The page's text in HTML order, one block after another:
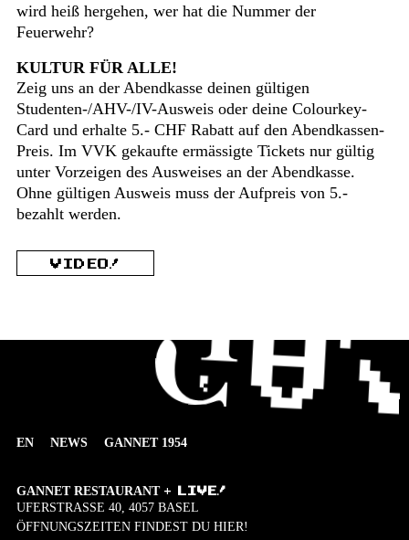
wird heiß hergehen, wer hat die Nummer der
Feuerwehr?
KULTUR FÜR ALLE!
Zeig uns an der Abendkasse deinen gültigen
Studenten-/AHV-/IV-Ausweis oder deine Colourkey-
Card und erhalte 5.- CHF Rabatt auf den Abendkassen-
Preis. Im VVK gekaufte ermässigte Tickets nur gültig
unter Vorzeigen des Ausweises an der Abendkasse.
Ohne gültigen Ausweis muss der Aufpreis von 5.-
bezahlt werden.
VIDEO!
GANNET RESTAURANT + LIVE!
UFERSTRASSE 40, 4057 BASEL
ÖFFNUNGSZEITEN FINDEST DU HIER!
EN NEWS GANNET 1954